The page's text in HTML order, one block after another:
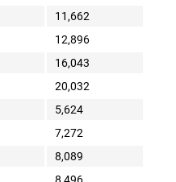
11,662
12,896
16,043
20,032
5,624
7,272
8,089
8,496